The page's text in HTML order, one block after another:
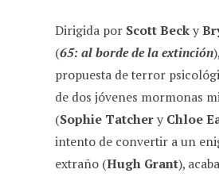
o
k
p
p
a
m
Dirigida por Scott Becky
(65: al borde de la extinción
propuesta de terror
de dos jóvenes mormonas
(Sophie Tatchery Chloe
intento de convertir a un
extraño (Hugh Grant),